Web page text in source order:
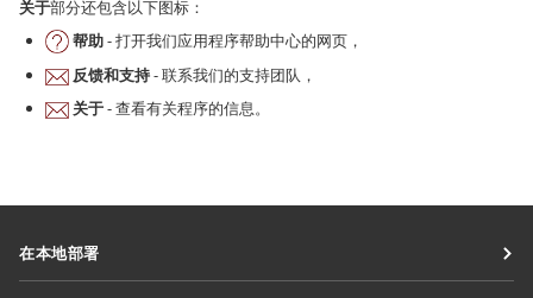
关于部分还包含以下图标：
帮助- 打开我们应用程序帮助中心的网页，
反馈和支持- 联系我们的支持团队，
关于- 查看有关程序的信息。
在本地部署